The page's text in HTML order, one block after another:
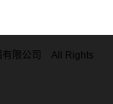
有限公司
All Rights